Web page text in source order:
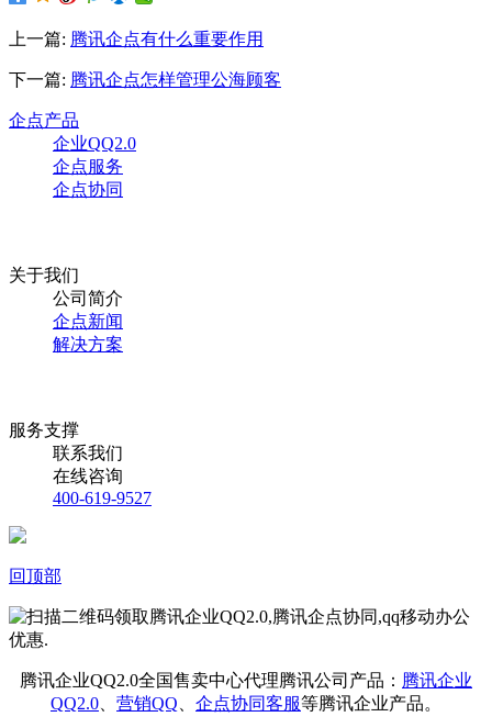
上一篇: 腾讯企点有什么重要作用
下一篇: 腾讯企点怎样管理公海顾客
企点产品
企业QQ2.0
企点服务
企点协同
关于我们
公司简介
企点新闻
解决方案
服务支撑
联系我们
在线咨询
400-619-9527
回顶部
腾讯企业QQ2.0全国售卖中心代理腾讯公司产品： 腾讯企业
QQ2.0
营销QQ 企点协同客服等腾讯企业产品。